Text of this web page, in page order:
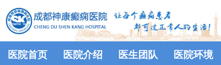
医院首页 医院介绍 医生团队 医院环境